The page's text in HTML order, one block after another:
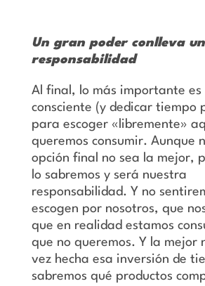
Un gran poder conlleva
responsabilidad
Al final, lo más importante es
consciente (y dedicar tiempo
para escoger «libremente»
queremos consumir. Aunque
opción final no sea la mejor,
lo sabremos y será nuestra
responsabilidad. Y no
escogen por nosotros, que
que en realidad estamos
que no queremos. Y la mejor
vez hecha esa inversión de
sabremos qué productos